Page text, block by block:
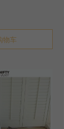
物车